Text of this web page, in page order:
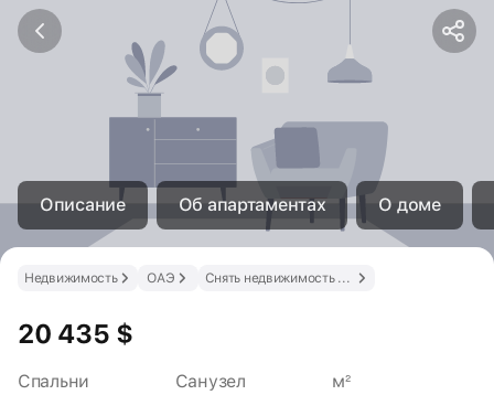
Описание Об апартаментах О доме
Снять недвижимость в ОАЭ
ОАЭ
Недвижимость
20 435 $
Спальни Санузел м²